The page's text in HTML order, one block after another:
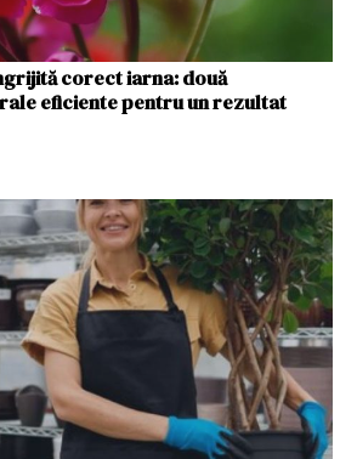
corect iarna: două
eficiente pentru un rezultat